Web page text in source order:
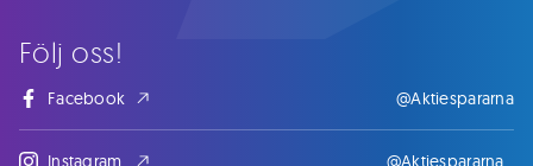
Följ oss!
Facebook @Aktiespararna
Instagram @Aktiespararna_